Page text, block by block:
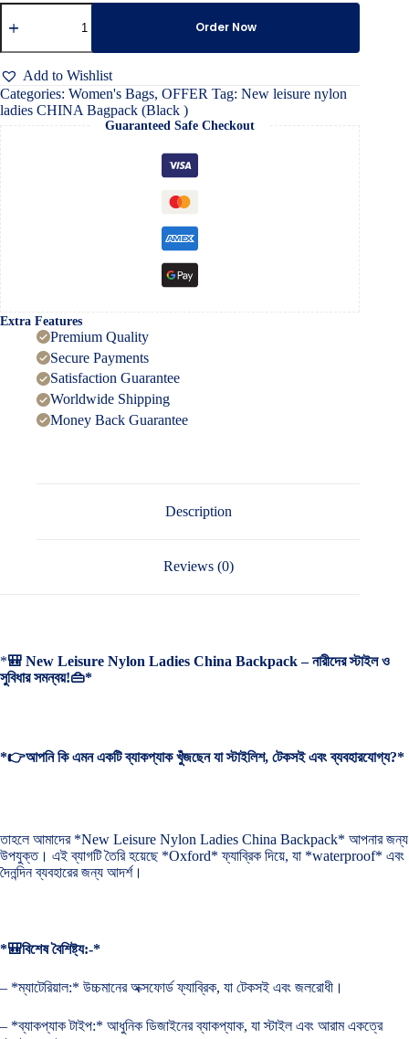
New
leisure
ladies
CHINA
Bagpack
(Black
)
Order Now
Add to Wishlist
Categories: Women's Bags, OFFER Tag: New leisure nylon
ladies CHINA Bagpack (Black )
Guaranteed Safe Checkout
Extra Features
Premium Quality
Secure Payments
Satisfaction Guarantee
Worldwide Shipping
Money Back Guarantee
Description
Reviews (0)
*🎒 New Leisure Nylon Ladies China Backpack – নারীদের স্টাইল ও
সুবিধার সমন্বয়!👜*
*👉আপনি কি এমন একটি ব্যাকপ্যাক খুঁজছেন যা স্টাইলিশ, টেকসই এবং ব্যবহারযোগ্য?*
তাহলে আমাদের *New Leisure Nylon Ladies China Backpack* আপনার জন্য
উপযুক্ত। এই ব্যাগটি তৈরি হয়েছে *Oxford* ফ্যাব্রিক দিয়ে, যা *waterproof* এবং
দৈনন্দিন ব্যবহারের জন্য আদর্শ।
*🎒বিশেষ বৈশিষ্ট্য:-*
– *ম্যাটেরিয়াল:* উচ্চমানের অক্সফোর্ড ফ্যাব্রিক, যা টেকসই এবং জলরোধী।
– *ব্যাকপ্যাক টাইপ:* আধুনিক ডিজাইনের ব্যাকপ্যাক, যা স্টাইল এবং আরাম একত্রে